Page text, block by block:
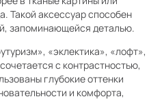
Такой аксессуар способен
запоминающейся деталью.
«эклектика», «лофт»,
с контрастностью,
глубокие оттенки
и комфорта,